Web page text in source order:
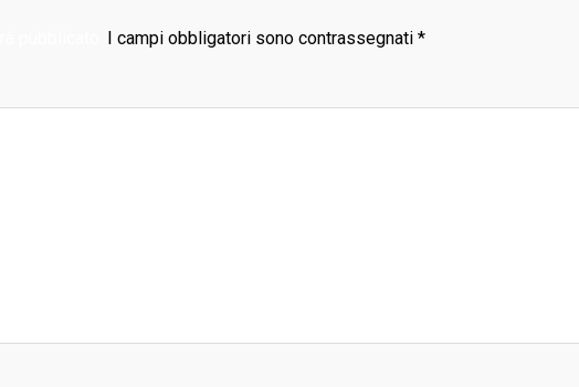
I campi obbligatori sono contrassegnati *